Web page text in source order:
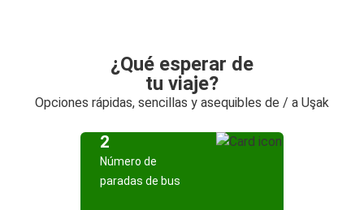
¿Qué esperar de
tu viaje?
Opciones rápidas, sencillas y asequibles de / a Uşak
2
Número de
paradas de bus